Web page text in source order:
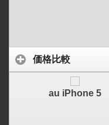
価格比較
au iPhone 5